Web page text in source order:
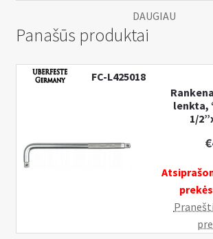
DAUGIAU
Panašūs produktai
FC-L425018
lenkta,
1/
€